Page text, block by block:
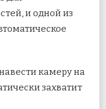
и одной из
камеру на
захватит